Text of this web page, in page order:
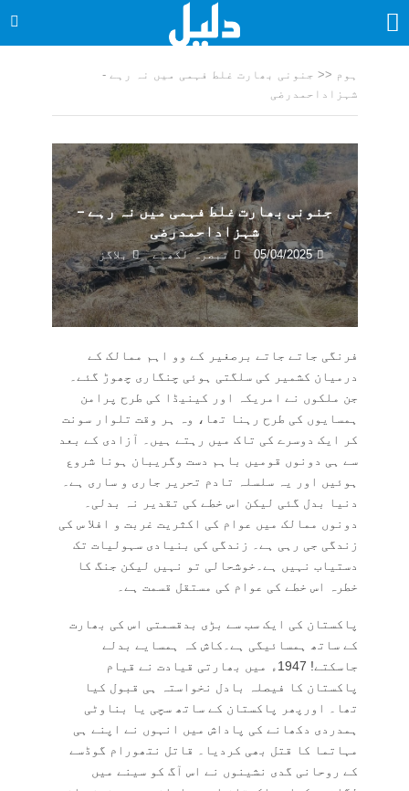
ہوم << جنونی بھارت غلط فہمی میں نہ رہے -
شہزاداحمدرضی
جنونی بھارت غلط فہمی میں نہ رہے –
شہزاداحمدرضی
05/04/2025 تبصرہ لکھیے بلاگز
فرنگی جاتے جاتے برصغیر کے وو اہم ممالک کے
درمیان کشمیر کی سلگتی ہوئی چنگاری چھوڑ گئے۔
جن ملکوں نے امریکہ اور کینیڈا کی طرح پرامن
ہمسایوں کی طرح رہنا تھا، وہ ہر وقت تلوار سونت
کر ایک دوسرے کی تاک میں رہتے ہیں۔ آزادی کے بعد
سے ہی دونوں قومیں باہم دست وگریبان ہونا شروع
ہوئیں اور یہ سلسلہ تادم تحریر جاری و ساری ہے۔
دنیا بدل گئی لیکن اس خطے کی تقدیر نہ بدلی۔
دونوں ممالک میں عوام کی اکثریت غربت و افلا س کی
زندگی جی رہی ہے۔ زندگی کی بنیادی سہولیات تک
دستیاب نہیں ہے۔خوشحالی تو نہیں لیکن جنگ کا
خطرہ اس خطے کی عوام کی مستقل قسمت ہے۔
پاکستان کی ایک سب سے بڑی بدقسمتی اس کی بھارت
کے ساتھ ہمسائیگی ہے۔کاش کہ ہمسایے بدلے
جاسکتے! 1947ء میں بھارتی قیادت نے قیام
پاکستان کا فیصلہ بادل نخواستہ ہی قبول کیا
تھا۔ اورپھر پاکستان کے ساتھ سچی یا بناوٹی
ہمدردی دکھانے کی پاداش میں انہوں نے اپنے ہی
مہاتما کا قتل بھی کردیا۔ قاتل نتھورام گوڈسے
کے روحانی گدی نشینوں نے اس آگ کو سینے میں